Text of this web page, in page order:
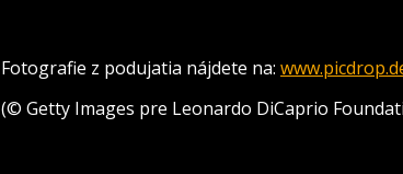
Fotografie z podujatia nájdete na:
(© Getty Images pre Leonardo DiCaprio